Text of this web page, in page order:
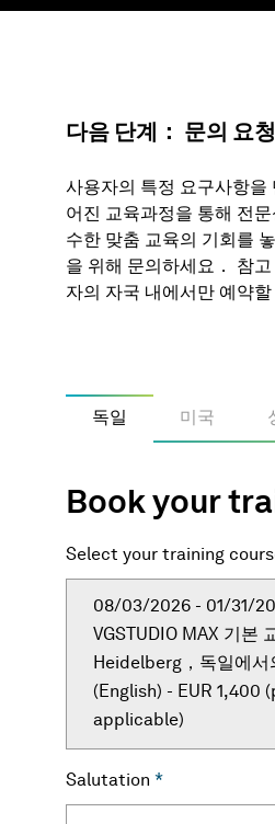
다음 단계： 문의 요청
사용자의 특정 요구사항을
어진 교육과정을 통해 전
수한 맞춤 교육의 기회를
을 위해 문의하세요． 참
자의 자국 내에서만 예약할
독일 미국
Book your
Select your training
08/03/2026 - 01/31/
VGSTUDIO MAX 기본
Heidelberg，독일에서
( English) - EUR 1,400
applicable)
Salutation *